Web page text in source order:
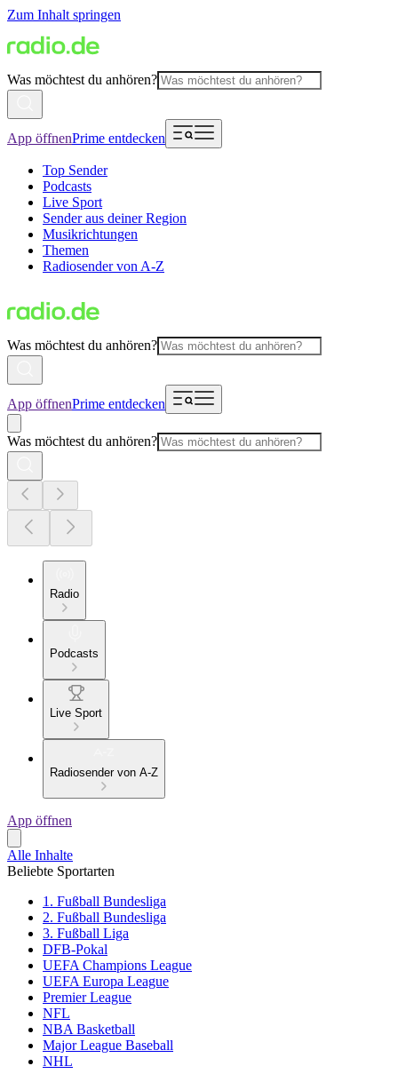
Zum Inhalt springen
Was möchtest du anhören?
App öffnenPrime entdecken
Top Sender
Podcasts
Live Sport
Sender aus deiner Region
Musikrichtungen
Themen
Radiosender von A-Z
Was möchtest du anhören?
App öffnenPrime entdecken
Was möchtest du anhören?
Radio
Podcasts
Live Sport
Radiosender von A-Z
App öffnen
Alle Inhalte
Beliebte Sportarten
1. Fußball Bundesliga
2. Fußball Bundesliga
3. Fußball Liga
DFB-Pokal
UEFA Champions League
UEFA Europa League
Premier League
NFL
NBA Basketball
Major League Baseball
NHL